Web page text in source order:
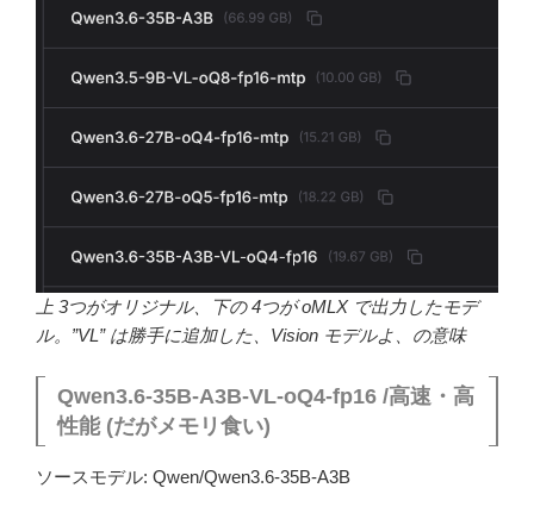
上 3つがオリジナル、下の 4つが oMLX で出力したモデ
ル。”VL” は勝手に追加した、Vision モデルよ、の意味
Qwen3.6-35B-A3B-VL-oQ4-fp16 /高速・高
性能 (だがメモリ食い)
ソースモデル: Qwen/Qwen3.6-35B-A3B